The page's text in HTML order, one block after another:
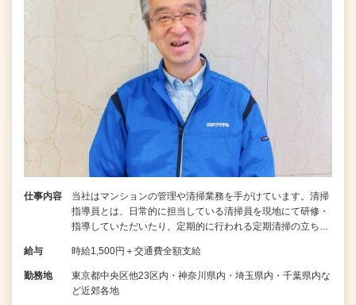
仕事内容
当社はマンションの管理や清掃業務を手がけています。清掃
指導員とは、日常的に担当している清掃員を現地にて研修・
指導していただいたり、定期的に行われる定期清掃の立ち…
給与 時給1,500円＋交通費全額支給
勤務地
東京都中央区他23区内・神奈川県内・埼玉県内・千葉県内な
ど近郊各地